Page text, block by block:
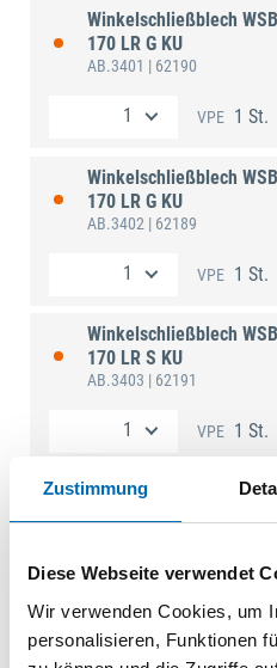
Zustimmung
Diese Webseite verwendet
Wir verwenden Cookies, um
personalisieren, Funktionen
Winkelschließblech WSB
170 LR G KU
AB.3401 | 62190
VPE 1 St.
Winkelschließblech WSB
170 LR G KU
AB.3402 | 62189
VPE 1 St.
Winkelschließblech WSB
170 LR S KU
AB.3403 | 62191
VPE 1 St.
DIN-Richtung
DIN Links-
Schließblechlänge
170 mm